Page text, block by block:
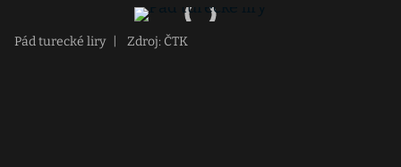
Pád turecké liry Zdroj: ČTK